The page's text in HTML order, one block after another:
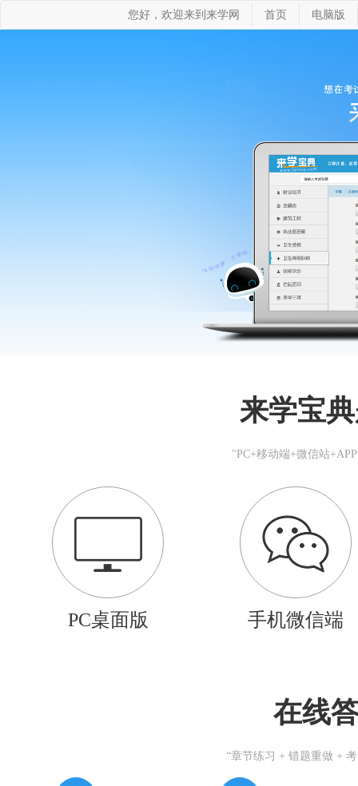
您好，欢迎来到来学网 首页 电脑版
来学宝
"PC+移动端+微信站
PC桌面版 手机微信端
在线
“章节练习 + 错题重做 +